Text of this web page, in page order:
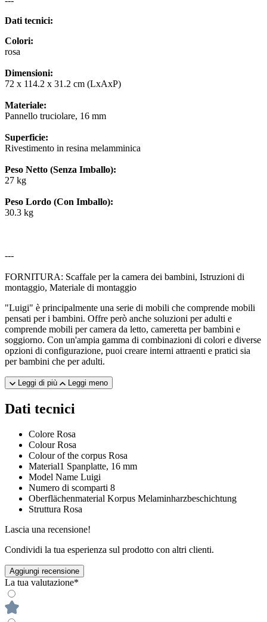
Dati tecnici:
Colori:
rosa
Dimensioni:
72 x 114.2 x 31.2 cm (LxAxP)
Materiale:
Pannello truciolare, 16 mm
Superficie:
Rivestimento in resina melamminica
Peso Netto (Senza Imballo):
27 kg
Peso Lordo (Con Imballo):
30.3 kg
---
FORNITURA: Scaffale per la camera dei bambini, Istruzioni di
montaggio, Materiale di montaggio
"Luigi" è principalmente una serie di mobili che comprende mobili
pensati per i bambini. Offre però anche soluzioni per adulti e
comprende mobili per camera da letto, cameretta per bambini e
soggiorno. Con un'ampia gamma di combinazioni di colori e diverse
opzioni di configurazione, puoi creare interni attraenti e pratici sia
per bambini che per adulti.
Leggi di più Leggi meno
Dati tecnici
Colore Rosa
Colour Rosa
Colour of the corpus Rosa
Material1 Spanplatte, 16 mm
Model Name Luigi
Numero di scomparti 8
Oberflächenmaterial Korpus Melaminharzbeschichtung
Struttura Rosa
Lascia una recensione!
Condividi la tua esperienza sul prodotto con altri clienti.
Aggiungi recensione
La tua valutazione*